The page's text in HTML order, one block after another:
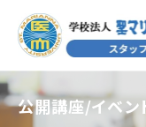
公開講座/イベン